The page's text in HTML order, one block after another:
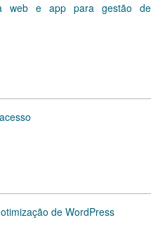
web e app para gestão de
de WordPress